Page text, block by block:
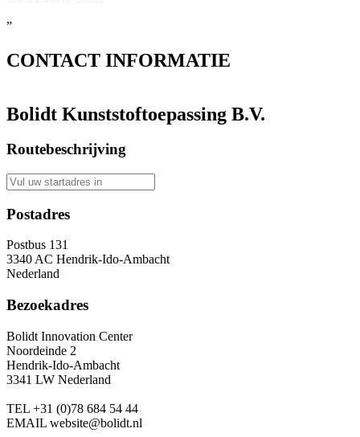
”
CONTACT INFORMATIE
Bolidt Kunststoftoepassing B.V.
Routebeschrijving
Postadres
Postbus 131
3340 AC Hendrik-Ido-Ambacht
Nederland
Bezoekadres
Bolidt Innovation Center
Noordeinde 2
Hendrik-Ido-Ambacht
3341 LW Nederland
TEL +31 (0)78 684 54 44
EMAIL website@bolidt.nl